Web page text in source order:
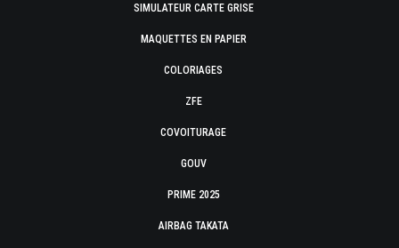
SIMULATEUR CARTE GRISE
MAQUETTES EN PAPIER
COLORIAGES
ZFE
COVOITURAGE
GOUV
PRIME 2025
AIRBAG TAKATA